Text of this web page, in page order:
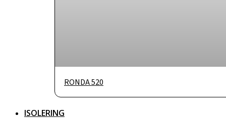
RONDA 520
ISOLERING